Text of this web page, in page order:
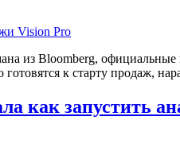
из Bloomberg,
к старту продаж,
как запустить